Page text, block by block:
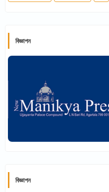
বিজ্ঞাপন
বিজ্ঞাপন